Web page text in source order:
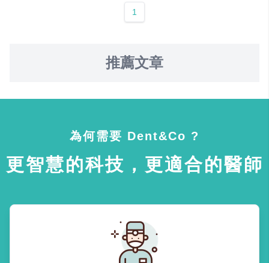
1
推薦文章
為何需要 Dent&Co ?
更智慧的科技，更適合的醫師